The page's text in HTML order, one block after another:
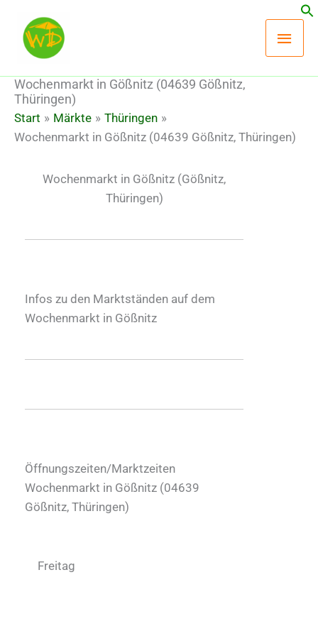
Inhalt
springen
Wochenmarkt in Gößnitz (04639 Gößnitz,
Thüringen)
Start Märkte
Thüringen
Wochenmarkt in Gößnitz (04639 Gößnitz, Thüringen)
Wochenmarkt in Gößnitz (Gößnitz,
Thüringen)
Infos zu den Marktständen auf dem
Wochenmarkt in Gößnitz
Öffnungszeiten/Marktzeiten
Wochenmarkt in Gößnitz (04639
Gößnitz, Thüringen)
Freitag